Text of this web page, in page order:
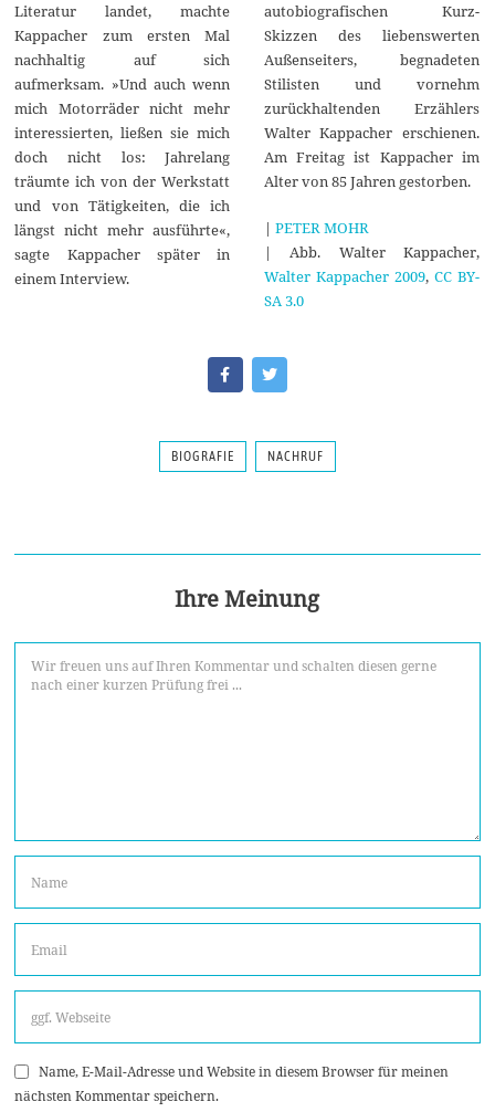
Literatur landet, machte
Kappacher zum ersten Mal
nachhaltig auf sich
aufmerksam. »Und auch wenn
mich Motorräder nicht mehr
interessierten, ließen sie mich
doch nicht los: Jahrelang
träumte ich von der Werkstatt
und von Tätigkeiten, die ich
längst nicht mehr ausführte«,
sagte Kappacher später in
einem Interview.
autobiografischen Kurz-
Skizzen des liebenswerten
Außenseiters, begnadeten
Stilisten und vornehm
zurückhaltenden Erzählers
Walter Kappacher erschienen.
Am Freitag ist Kappacher im
Alter von 85 Jahren gestorben.
| PETER MOHR
| Abb. Walter Kappacher,
Walter Kappacher 2009, CC BY-
SA 3.0
BIOGRAFIE NACHRUF
Ihre Meinung
Name, E-Mail-Adresse und Website in diesem Browser für meinen
nächsten Kommentar speichern.